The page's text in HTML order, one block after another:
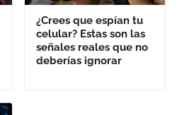
¿Crees que espían tu
celular? Estas son las
señales reales que no
deberías ignorar